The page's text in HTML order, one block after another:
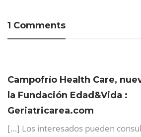
1 Comments
Campofrío Health Care,
la Fundación Edad&Vida :
Geriatricarea.com
[…] Los interesados pueden